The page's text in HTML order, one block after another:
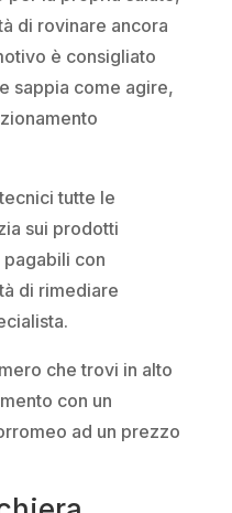
di rovinare ancora
è consigliato
sappia come agire,
tutte le
sui prodotti
con
di rimediare
che trovi in alto
con un
ad un prezzo